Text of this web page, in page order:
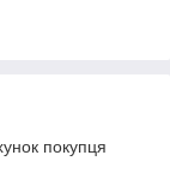
покупця